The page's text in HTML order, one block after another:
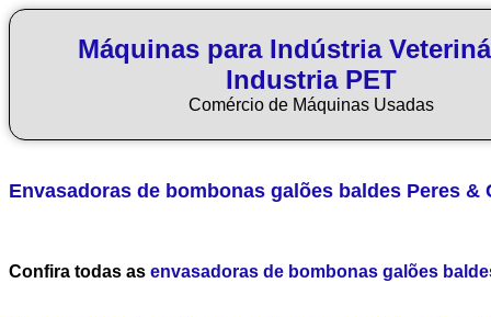
Máquinas para Indústria
Industria PET
Comércio de Máquinas Usadas
Envasadoras de bombonas galões baldes Peres &
Confira todas as envasadoras de bombonas galões